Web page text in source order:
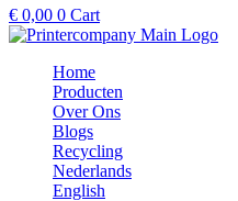
€ 0,00 0 Cart
Home
Producten
Over Ons
Blogs
Recycling
Nederlands
English